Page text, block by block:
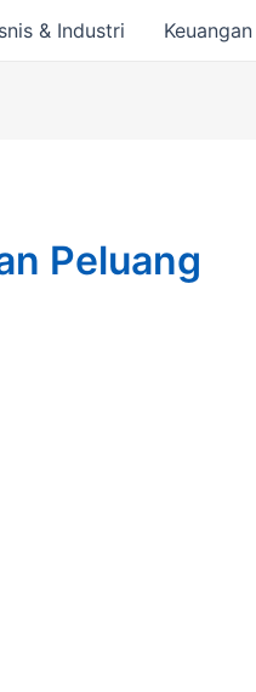
& Industri Keuangan
Peluang